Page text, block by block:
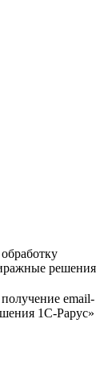
решения
email-
1С-Рарус»